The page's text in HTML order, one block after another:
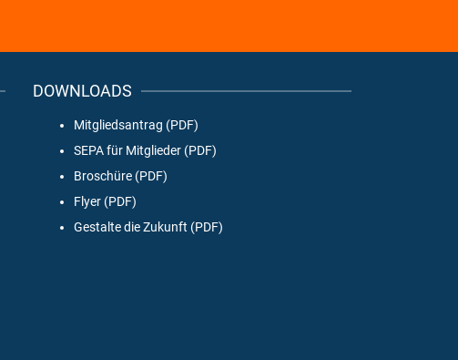
DOWNLOADS
Mitgliedsantrag (PDF)
SEPA für Mitglieder (PDF)
Broschüre (PDF)
Flyer (PDF)
Gestalte die Zukunft (PDF)